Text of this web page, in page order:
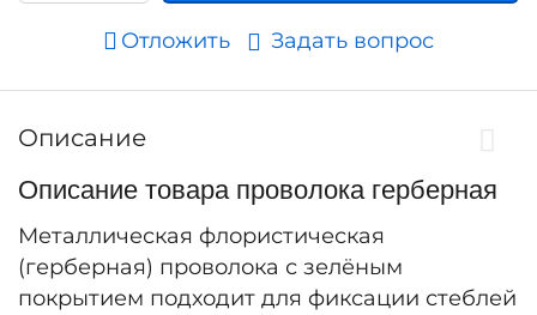
Отложить Задать вопрос
Описание
Описание товара проволока герберная
Металлическая флористическая
(герберная) проволока с зелёным
покрытием подходит для фиксации стеблей